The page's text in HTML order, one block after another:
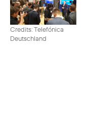
Credits: Telefónica
Deutschland